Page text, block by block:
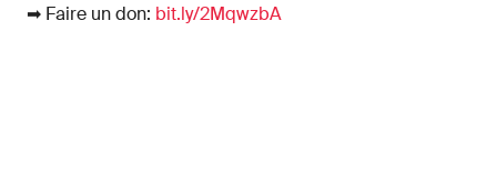
➡ Faire un don: bit.ly/2MqwzbA